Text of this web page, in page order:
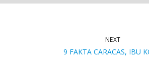
NEXT
9 FAKTA CARACAS, IBU